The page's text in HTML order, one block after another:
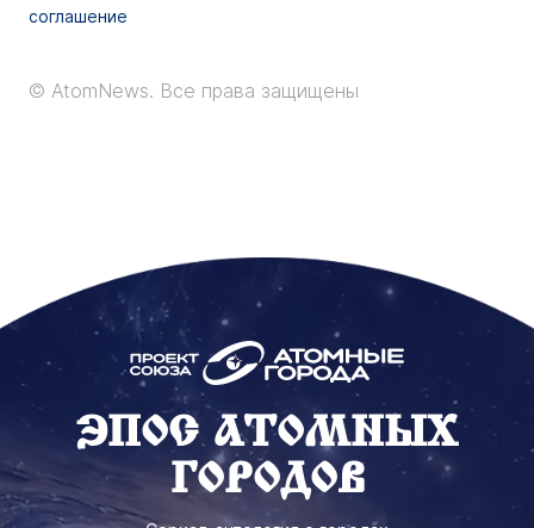
соглашение
© AtomNews. Все права защищены
ЭПОС АТОМНЫХ
ГОРОДОВ